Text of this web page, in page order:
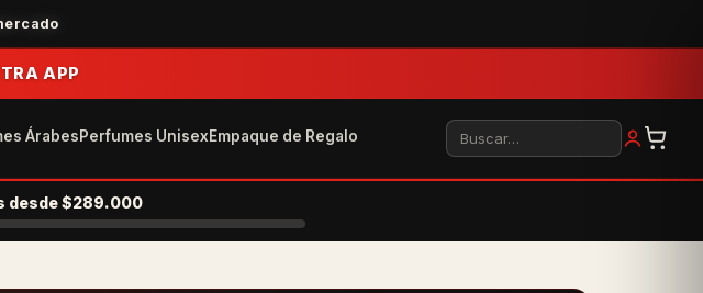
compras
APP
ÁrabesPerfumes UnisexEmpaque de Regalo Buscar
desde $289.000